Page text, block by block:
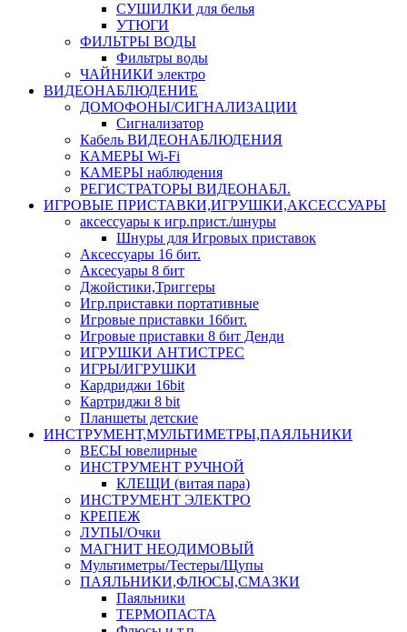
СУШИЛКИ для белья
УТЮГИ
ФИЛЬТРЫ ВОДЫ
Фильтры воды
ЧАЙНИКИ электро
ВИДЕОНАБЛЮДЕНИЕ
ДОМОФОНЫ/СИГНАЛИЗАЦИИ
Сигнализатор
Кабель ВИДЕОНАБЛЮДЕНИЯ
КАМЕРЫ Wi-Fi
КАМЕРЫ наблюдения
РЕГИСТРАТОРЫ ВИДЕОНАБЛ.
ИГРОВЫЕ ПРИСТАВКИ,ИГРУШКИ,АКСЕССУАРЫ
аксесcуары к игр.прист./шнуры
Шнуры для Игровых приставок
Аксессуары 16 бит.
Аксесуары 8 бит
Джойстики,Триггеры
Игр.приставки портативные
Игровые приставки 16бит.
Игровые приставки 8 бит Денди
ИГРУШКИ АНТИСТРЕС
ИГРЫ/ИГРУШКИ
Кардриджи 16bit
Картриджи 8 bit
Планшеты детские
ИНСТРУМЕНТ,МУЛЬТИМЕТРЫ,ПАЯЛЬНИКИ
ВЕСЫ ювелирные
ИНСТРУМЕНТ РУЧНОЙ
КЛЕЩИ (витая пара)
ИНСТРУМЕНТ ЭЛЕКТРО
КРЕПЕЖ
ЛУПЫ/Очки
МАГНИТ НЕОДИМОВЫЙ
Мультиметры/Тестеры/Щупы
ПАЯЛЬНИКИ,ФЛЮСЫ,СМАЗКИ
Паяльники
ТЕРМОПАСТА